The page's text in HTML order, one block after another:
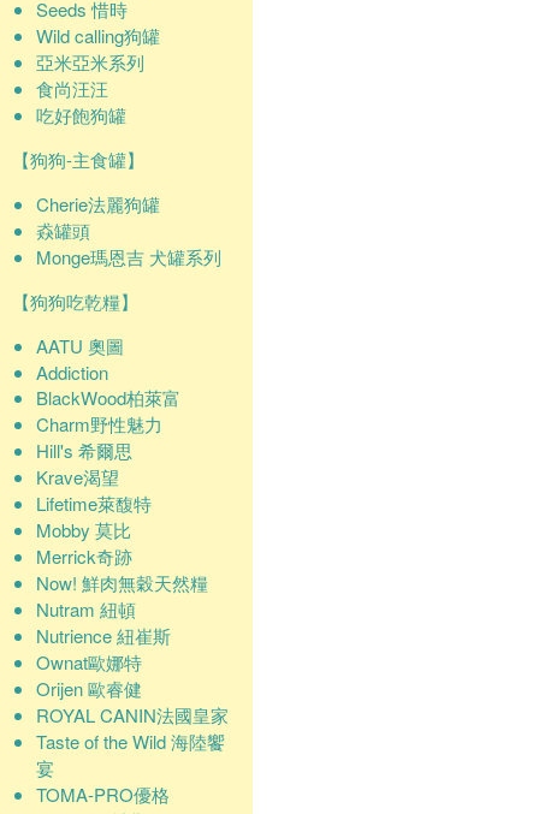
Seeds 惜時
Wild calling狗罐
亞米亞米系列
食尚汪汪
吃好飽狗罐
【狗狗-主食罐】
Cherie法麗狗罐
猋罐頭
Monge瑪恩吉 犬罐系列
【狗狗吃乾糧】
AATU 奧圖
Addiction
BlackWood柏萊富
Charm野性魅力
Hill's 希爾思
Krave渴望
Lifetime萊馥特
Mobby 莫比
Merrick奇跡
Now! 鮮肉無穀天然糧
Nutram 紐頓
Nutrience 紐崔斯
Ownat歐娜特
Orijen 歐睿健
ROYAL CANIN法國皇家
Taste of the Wild 海陸饗
宴
TOMA-PRO優格